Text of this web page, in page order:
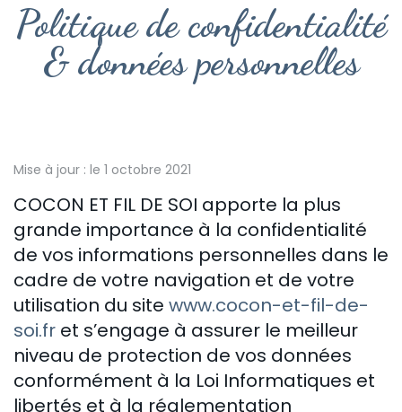
Politique de confidentialité
& données personnelles
Mise à jour : le 1 octobre 2021
COCON ET FIL DE SOI apporte la plus
grande importance à la confidentialité
de vos informations personnelles dans le
cadre de votre navigation et de votre
utilisation du site www.cocon-et-fil-de-
soi.fr et s’engage à assurer le meilleur
niveau de protection de vos données
conformément à la Loi Informatiques et
libertés et à la réglementation